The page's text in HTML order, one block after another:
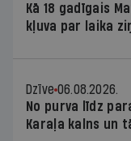
Kā 18 gadīgais
kļuva par laika
Dzīve 06.08.2026.
No purva līdz
Karaļa kalns un